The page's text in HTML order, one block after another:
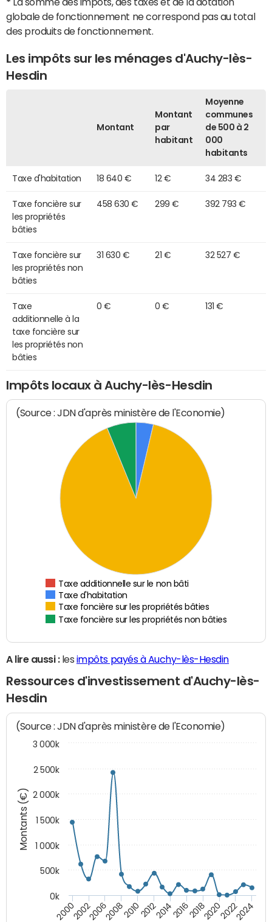
globale de fonctionnement ne correspond pas au total
des produits de fonctionnement.
Les impôts sur les ménages d'Auchy-lès-
Hesdin
Montant
Montant
par
habitant
Moyenne
communes
de 500 à 2
000
habitants
Taxe d'habitation 18 640 € 12 € 34 283 €
Taxe foncière sur
les propriétés
bâties
458 630 € 299 € 392 793 €
Taxe foncière sur
les propriétés non
bâties
31 630 € 21 € 32 527 €
Taxe
additionnelle à la
taxe foncière sur
les propriétés non
bâties
0 € 0 € 131 €
Impôts locaux à Auchy-lès-Hesdin
(Source : JDN d'après ministère de l'Economie)
Taxe additionnelle sur le non bâti
Taxe d'habitation
Taxe foncière sur les propriétés bâties
Taxe foncière sur les propriétés non bâties
A lire aussi :les impôts payés à Auchy-lès-Hesdin
Ressources d'investissement d'Auchy-lès-
Hesdin
Montants (€)
(Source : JDN d'après ministère de l'Economie)
200020022006200820102012201420162018202020222024
0k
500k
1 000k
1 500k
2 000k
2 500k
3 000k